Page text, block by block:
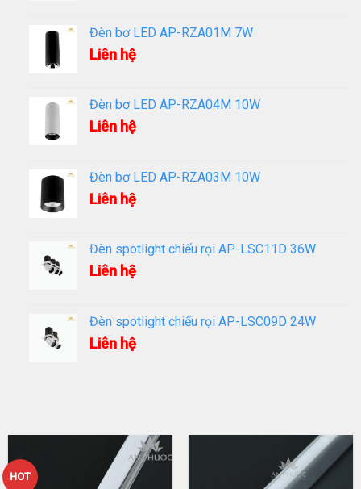
Đèn bơ LED AP-RZA01M 7W
Liên hệ
Đèn bơ LED AP-RZA04M 10W
Liên hệ
Đèn bơ LED AP-RZA03M 10W
Liên hệ
Đèn spotlight chiếu rọi AP-LSC11D 36W
Liên hệ
Đèn spotlight chiếu rọi AP-LSC09D 24W
Liên hệ
HOT